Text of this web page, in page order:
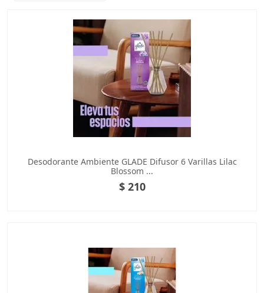
Desodorante Ambiente GLADE Difusor 6 Varillas Lilac
Blossom ...
$ 210